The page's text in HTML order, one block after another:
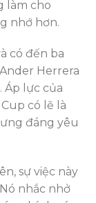
làm cho
nhớ hơn.
có đến ba
Herrera
Áp lực của
có lẽ là
đáng yêu
sự việc này
nhắc nhở